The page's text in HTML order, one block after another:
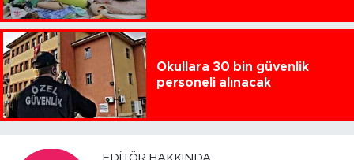
Okullara 30 bin güvenlik
personeli alınacak